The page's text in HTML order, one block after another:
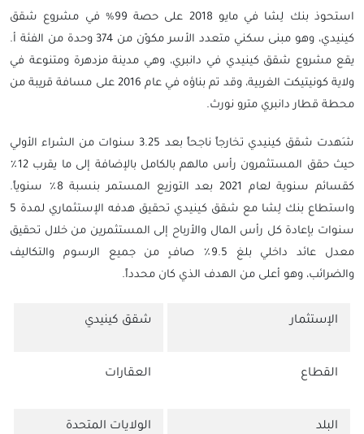
استحوذ بنك لِشا في مايو 2018 على حصة 99% في مشروع شقق
كينيدي، وهو مبنى سكني متعدد الأسر مكوّن من 374 وحدة من الفئة أ.
يقع مشروع شقق كينيدي في دانبري، وهي مدينة مزدهرة ومتنوعة في
ولاية كونيتيكت الغربية، وقد تم بناؤه في عام 2016 على مسافة قريبة من
محطة قطار دانبري مترو نورث.
شَهدت شقق كينيدي تخارجاً ناجحاً بعد 3.25 سنوات من الشراء الأولي
حيث حقق المستثمرون رأس مالهم بالكامل بالإضافة إلى ما يقرب 12٪
كقسائم سنوية لعام 2021 بعد التوزيع المستمر بنسبة 8٪ سنوياً.
واستطاع بنك لِشا مع شقق كينيدي تحقيق هدفه الإستثماري لمدة 5
سنوات بإعادة كل رأس المال والأرباح إلى المستثمرين من خلال تحقيق
معدل عائد داخلي بلغ 9.5٪ صافٍ من جميع الرسوم والتكاليف
والضرائب، وهو أعلى من الهدف الذي كان محدداً.
الإستثمار شقق كينيدي
القطاع العقارات
البلد
الولايات المتحدة